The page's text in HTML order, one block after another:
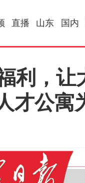
直播 山东 国内
利，让
才公寓